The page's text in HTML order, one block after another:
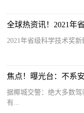
2021年省级科学技术奖新
焦点！曝光台：不系
据椰城交警：绝大多数
有...